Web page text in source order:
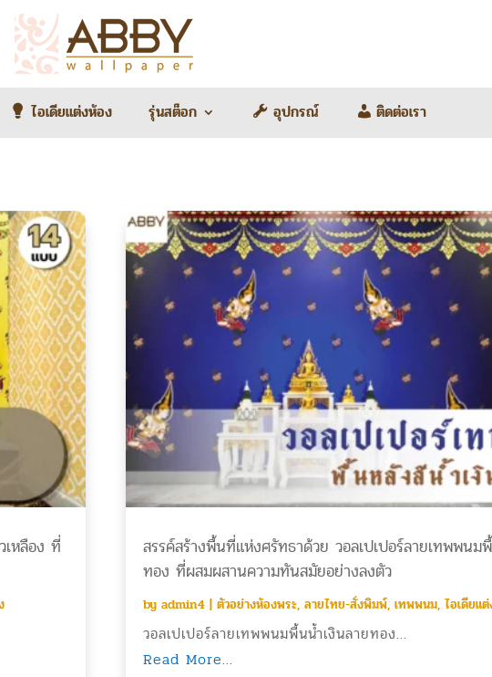
ไอเดียแต่งห้อง รุ่นสต็อก อุปกรณ์ ติดต่อเรา
เหลือง ที่
สรรค์สร้างพื้นที่แห่งศรัทธาด้วย วอลเปเปอร์ลายเทพพนม
ทอง ที่ผสมผสานความทันสมัยอย่างลงตัว
by admin4| ตัวอย่างห้องพระ, ลายไทย-สั่งพิมพ์, เทพพนม, ไอเดียแ
วอลเปเปอร์ลายเทพพนมพื้นน้ำเงินลายทอง...
Read More...